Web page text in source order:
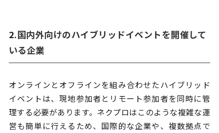
2.国内外向けのハイブリッドイベントを開催して
いる企業
オンラインとオフラインを組み合わせたハイブリッド
イベントは、現地参加者とリモート参加者を同時に管
理する必要があります。ネクプロはこのような複雑な運
営も簡単に行えるため、国際的な企業や、複数拠点で